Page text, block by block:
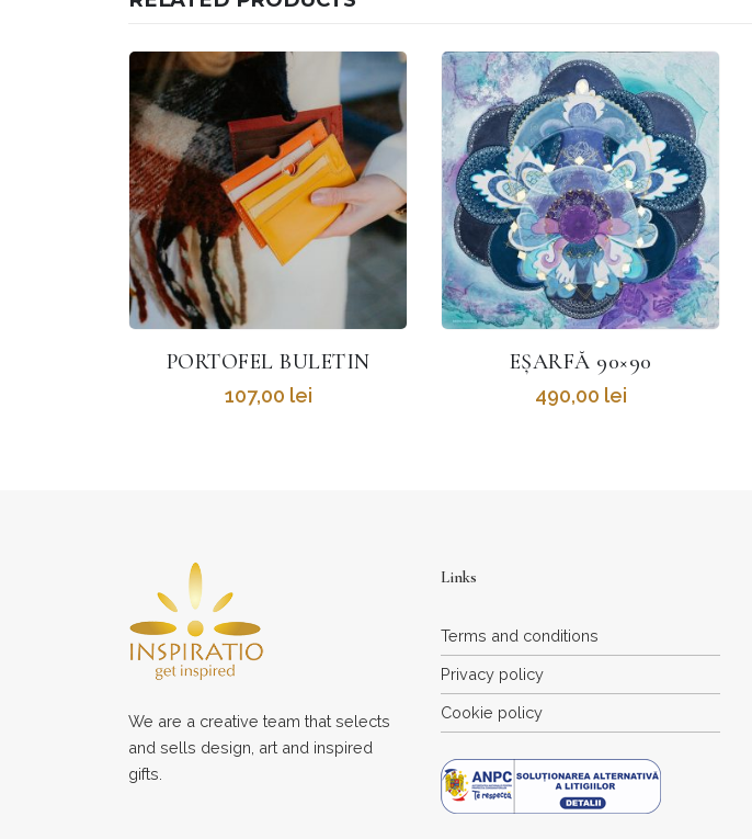
EȘARFĂ 90×90
490,00lei
LUNĂ LÂNĂ ÎMPÂSLITĂ
42,00lei
We are a creative team that selects
and sells design, art and inspired
gifts.
Links
Terms and conditions
Privacy policy
Cookie policy